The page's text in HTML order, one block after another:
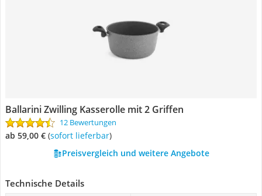
Ballarini Zwilling Kasserolle mit 2 Griffen
12 Bewertungen
ab 59,00 € ( Sofort lieferbar)
Preisvergleich und weitere Angebote
Technische Details